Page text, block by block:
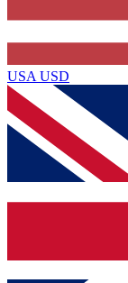
USA USD